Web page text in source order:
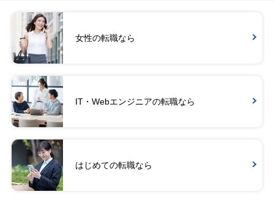
女性の転職なら
IT・Webエンジニアの転職なら
はじめての転職なら